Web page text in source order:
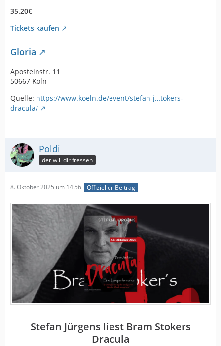
35.20€
Tickets kaufen
Gloria
Apostelnstr. 11
50667 Köln
Quelle: https://www.koeln.de/event/stefan-j…tokers-
dracula/
Poldi
der will dir fressen
8. Oktober 2025 um 14:56 Offizieller Beitrag
Stefan Jürgens liest Bram Stokers
Dracula